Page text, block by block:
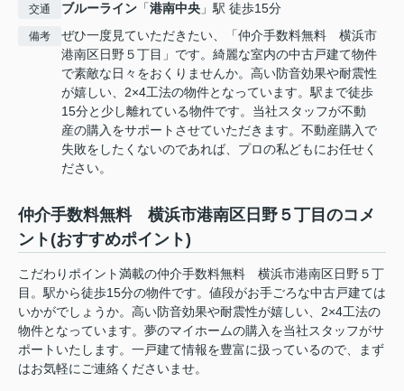
交通 ブルーライン 「港南中央 」駅 徒歩15分
備考
ぜひ一度見ていただきたい、「仲介手数料無料 横浜市
港南区日野５丁目」です。綺麗な室内の中古戸建て物件
で素敵な日々をおくりませんか。高い防音効果や耐震性
が嬉しい、2×4工法の物件となっています。駅まで徒歩
15分と少し離れている物件です。当社スタッフが不動
産の購入をサポートさせていただきます。不動産購入で
失敗をしたくないのであれば、プロの私どもにお任せく
ださい。
仲介手数料無料 横浜市港南区日野５丁目のコメ
ント(おすすめポイント)
こだわりポイント満載の仲介手数料無料 横浜市港南区日野５丁
目。駅から徒歩15分の物件です。値段がお手ごろな中古戸建ては
いかがでしょうか。高い防音効果や耐震性が嬉しい、2×4工法の
物件となっています。夢のマイホームの購入を当社スタッフがサ
ポートいたします。一戸建て情報を豊富に扱っているので、まず
はお気軽にご連絡くださいませ。